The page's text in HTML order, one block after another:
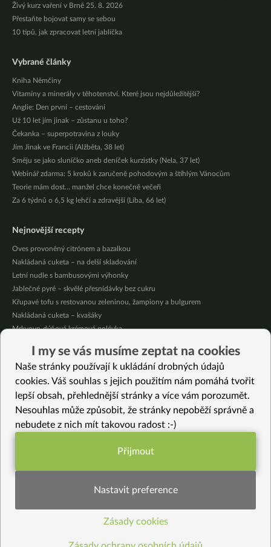
Živý kurz vaření v Brně 25. 8. 2026
Přestaňte bojovat samy se sebou
10 tipů, jak zpracovat letní jablíčka
Vybrané články
Kniha Němčiny
Vitamíny a minerály v těhotenství. Které jsou nejdůležitější?
Anglie: Den první – cestování
Už 10 let jím jinak – zůstanu u toho?
Čekanka – superpotravina z louky
Jím Jinak ve Francii (Alžběta, 38 let)
Směju se jako sluníčko aneb deníček kurzistky (Nela, 37 let)
Webinář zdarma: 5 kroků k zaručeně pohodovým a štíhlým Vánocům
Teorie mám dost… manžel chce konečně večeři
Za 6 týdnů o 6,5 kg lehčí a zdravější (Líba, 66 let)
Nejnovější recepty
Oves provoněný citrónem a bazalkou
Nakládaná cuketa – na delší skladování
Letní nudle s bambusovými výhonky
Jablečné pyré – skvělé přesnídávky bez cukru
Křupavé tofu s restovanou zeleninou, žampiony a bulgurem
Nakládaná cuketa – kvašáky
Mrkvovo-dýňová krémová polévka
Osvěžující čaj s citronovými bylinkami
Nepečený jablečný dort s rybízem
Vybrané recepty
Cupcake s čokoládou a řepou
Polévka z pečeného česneku
Chlebové placky se semínky (bez lepku)
I my se vás musíme zeptat na cookies
Naše stránky používají k ukládání drobných údajů
cookies. Váš souhlas s jejich použitím nám pomáhá tvořit
lepší obsah, přehlednější stránky a více vám porozumět.
Nesouhlas může způsobit, že stránky nepoběží správně a
nebudete z nich mít takovou radost :-)
Funkční nastavení potřebujeme (vždy
Statistiky pro lepší obsah
Přijmout
Nastavit preference
Zásady cookies